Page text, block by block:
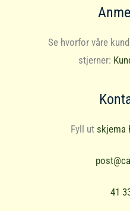
Se hvorfor våre
stjerner:
Fyll ut skjema
41